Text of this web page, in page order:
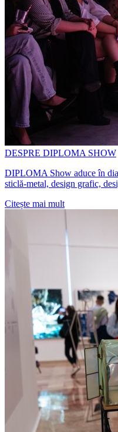
DESPRE DIPLOMA SHOW
DIPLOMA Show aduce în
sticlă-metal, design grafic,
Citește mai mult